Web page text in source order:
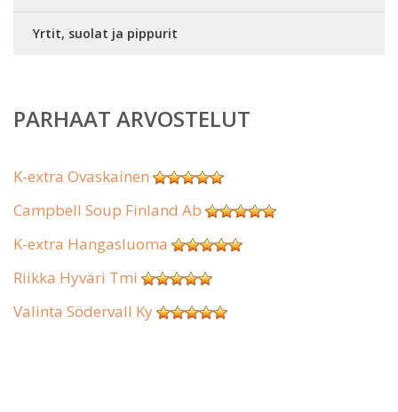
Yrtit, suolat ja pippurit
PARHAAT ARVOSTELUT
K-extra Ovaskainen
Campbell Soup Finland Ab
K-extra Hangasluoma
Riikka Hyväri Tmi
Valinta Södervall Ky